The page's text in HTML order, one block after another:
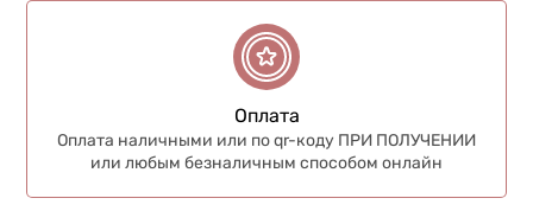
Оплата
Оплата наличными или по qr-коду ПРИ ПОЛУЧЕНИИ
или любым безналичным способом онлайн